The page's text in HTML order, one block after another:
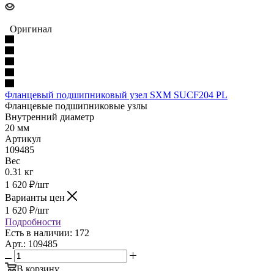
Оригинал
Фланцевый подшипниковый узел SXM SUCF204 PL
Фланцевые подшипниковые узлы
Внутренний диаметр
20 мм
Артикул
109485
Вес
0.31 кг
1 620 ₽/шт
Варианты цен
1 620 ₽/шт
Подробности
Есть в наличии: 172
Арт.: 109485
В корзину